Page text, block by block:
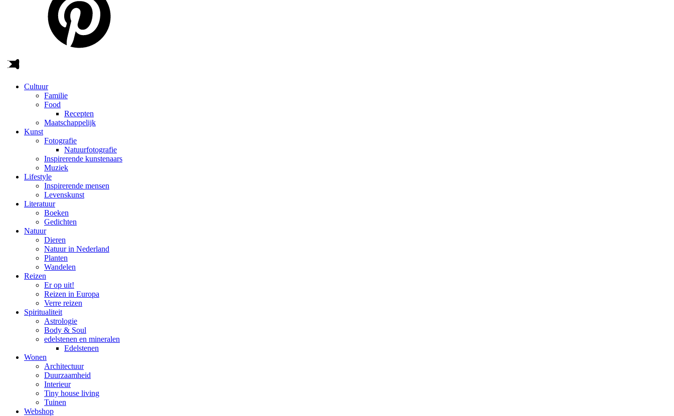
Cultuur
Familie
Food
Recepten
Maatschappelijk
Kunst
Fotografie
Natuurfotografie
Inspirerende kunstenaars
Muziek
Lifestyle
Inspirerende mensen
Levenskunst
Literatuur
Boeken
Gedichten
Natuur
Dieren
Natuur in Nederland
Planten
Wandelen
Reizen
Er op uit!
Reizen in Europa
Verre reizen
Spiritualiteit
Astrologie
Body & Soul
edelstenen en mineralen
Edelstenen
Wonen
Architectuur
Duurzaamheid
Interieur
Tiny house living
Tuinen
Webshop